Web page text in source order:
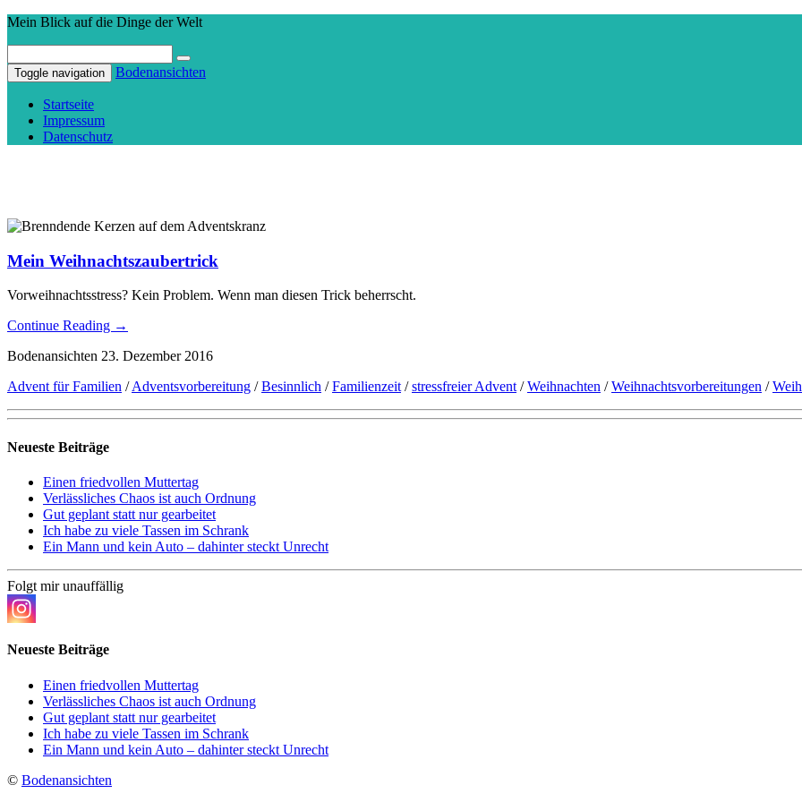
Mein Blick auf die Dinge der Welt
Toggle navigation Bodenansichten
Startseite
Impressum
Datenschutz
Mein Weihnachtszaubertrick
Vorweihnachtsstress? Kein Problem. Wenn man diesen Trick beherrscht.
Continue Reading →
Bodenansichten 23. Dezember 2016
Advent für Familien /Adventsvorbereitung /Besinnlich /Familienzeit /stressfreier Advent /Weihnachten /Weihnachtsvorbereitungen /
Neueste Beiträge
Einen friedvollen Muttertag
Verlässliches Chaos ist auch Ordnung
Gut geplant statt nur gearbeitet
Ich habe zu viele Tassen im Schrank
Ein Mann und kein Auto – dahinter steckt Unrecht
Folgt mir unauffällig
Neueste Beiträge
Einen friedvollen Muttertag
Verlässliches Chaos ist auch Ordnung
Gut geplant statt nur gearbeitet
Ich habe zu viele Tassen im Schrank
Ein Mann und kein Auto – dahinter steckt Unrecht
© Bodenansichten